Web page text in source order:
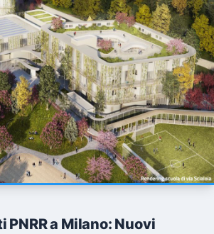
a Milano: Nuovi